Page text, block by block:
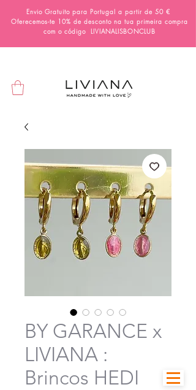
Envio Gratuito para Portugal a partir de 50 €
Oferecemos-te 10% de desconto na tua primeira compra
com o código
LIVIANALISBONCLUB
BY GARANCE x
LIVIANA :
Brincos HEDI